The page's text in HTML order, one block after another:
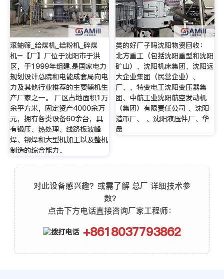
滚轴筛_给煤机_给粉机_碎煤
机–【厂】厂位于沈阳市于洪
区，于1999年组建.是国家电力
规划设计总院和电能成套局向电
力及其他行业推荐的主要辅机生
产厂家之一。 厂区占地面积1万
余平方米，固定资产4000余万
元，拥有各类设备60余台，具
有锻压、热处理、线路板波峰
焊、铆焊和大型机加工以及整机
制造的综合能力。
类的好厂子吗沈阳物资回收：
北方重工（包括沈阳重型和沈阳
矿山）、沈阳机床集团、沈阳远
大企业集团（民营企业）、
厂、、特变电工沈阳变压器集
团、中航工业沈阳航空发动机
（集团）有限责任公司 、沈阳
造币厂、 、沈阳液压件厂、华
晨
对此设备感兴趣？或需了解 总厂 详细技术参
数？
点击下方电话直接咨询厂家工程师：
+8618037793862